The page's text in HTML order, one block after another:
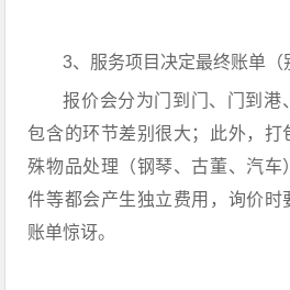
3、服务项目决定最终账单（
报价会分为门到门、门到港
包含的环节差别很大；此外，打
殊物品处理（钢琴、古董、汽车
件等都会产生独立费用，询价时
账单惊讶。